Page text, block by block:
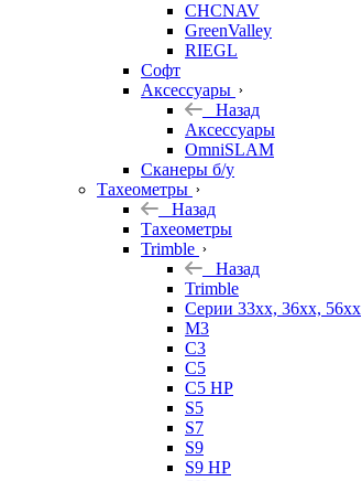
CHCNAV
GreenValley
RIEGL
Софт
Аксессуары
Назад
Аксессуары
OmniSLAM
Сканеры б/у
Тахеометры
Назад
Тахеометры
Trimble
Назад
Trimble
Серии 33xx, 36xx, 56xx
M3
C3
C5
C5 HP
S5
S7
S9
S9 HP